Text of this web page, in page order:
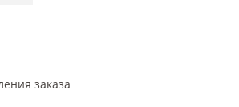
заказа